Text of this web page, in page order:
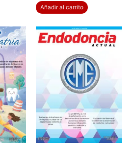
Añadir al carrito